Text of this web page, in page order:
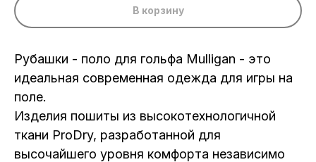
В корзину
Рубашки - поло для гольфа Mulligan - это
идеальная современная одежда для игры на
поле.
Изделия пошиты из высокотехнологичной
ткани ProDry, разработанной для
высочайшего уровня комфорта независимо